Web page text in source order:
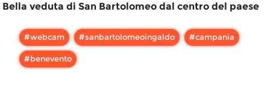
Bella veduta di San Bartolomeo dal centro del paese
#webcam #sanbartolomeoingaldo #campania
#benevento